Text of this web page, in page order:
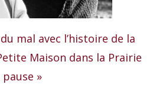
mal avec l’histoire de la
Maison dans la Prairie
»